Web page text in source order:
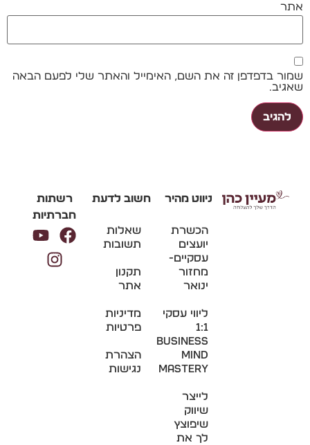
אתר
שמור בדפדפן זה את השם, האימייל והאתר שלי לפעם הבאה
שאגיב.
ניווט מהיר
הכשרת
יועצים
עסקיים-
מחזור
ינואר
ליווי עסקי
1:1
Business
Mind
Mastery
לייצר
שיווק
שיפוצץ
לך את
חשוב לדעת
שאלות
תשובות
תקנון
אתר
מדיניות
פרטיות
הצהרת
נגישות
רשתות
חברתיות